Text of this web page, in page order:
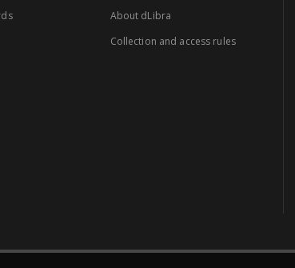
About dLibra
Collection and access rules